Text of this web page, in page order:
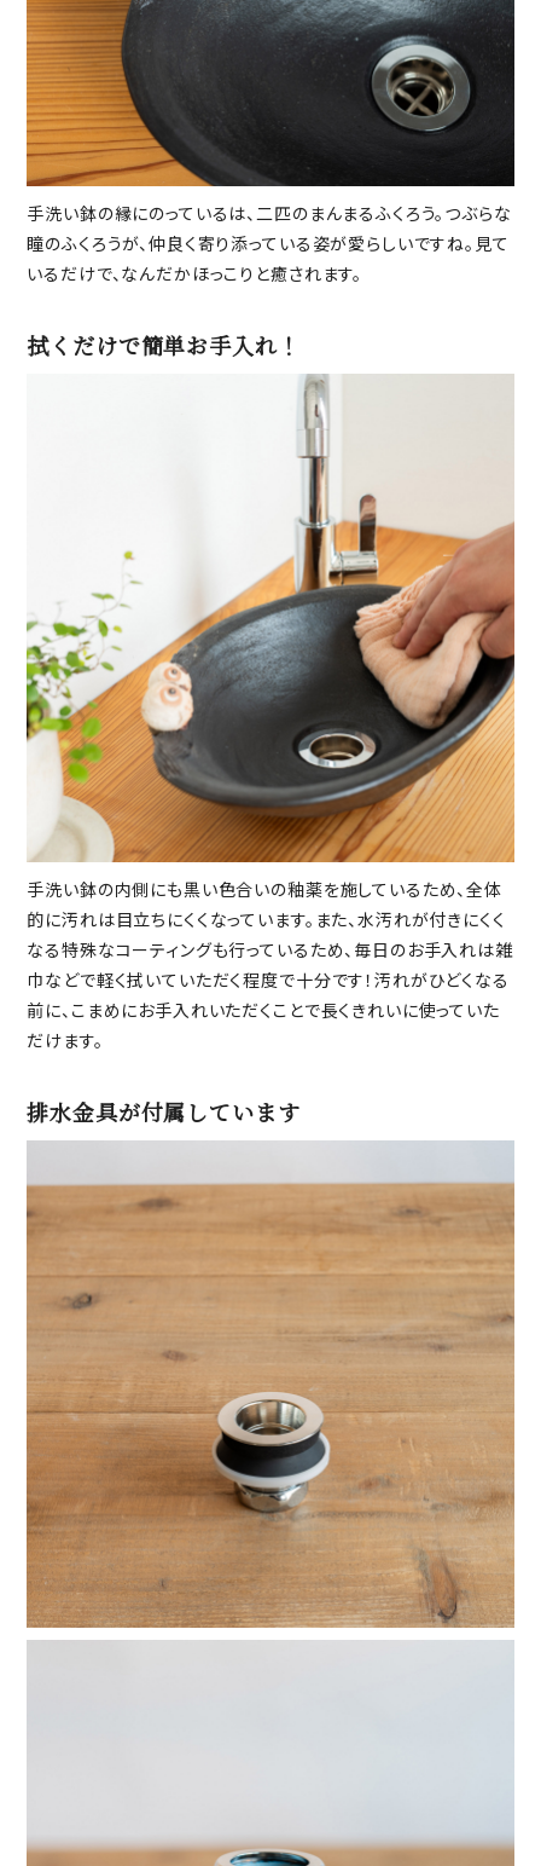
手洗い鉢の縁にのっているは、二匹のまんまるふくろう。つぶらな
瞳のふくろうが、仲良く寄り添っている姿が愛らしいですね。見て
いるだけで、なんだかほっこりと癒されます。
拭くだけで簡単お手入れ！
手洗い鉢の内側にも黒い色合いの釉薬を施しているため、全体
的に汚れは目立ちにくくなっています。また、水汚れが付きにくく
なる特殊なコーティングも行っているため、毎日のお手入れは雑
巾などで軽く拭いていただく程度で十分です！汚れがひどくなる
前に、こまめにお手入れいただくことで長くきれいに使っていた
だけます。
排水金具が付属しています